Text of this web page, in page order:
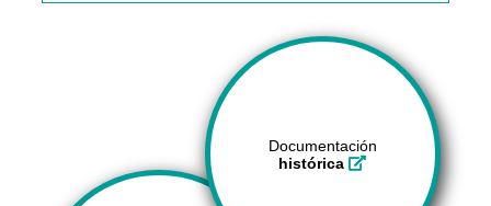
Documentación
histórica